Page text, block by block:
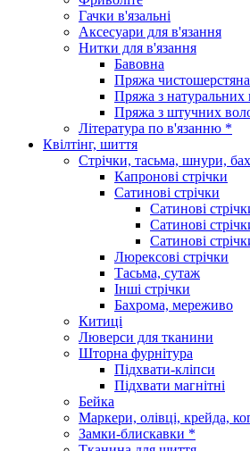
Гачки в'язальні
Аксесуари для в'язання
Нитки для в'язання
Бавовна
Пряжа чистошерстяна
Пряжа з натуральних
Пряжа з штучних
Література по в'язанню *
Квілтінг, шиття
Стрічки, тасьма, шнури,
Капронові стрічки
Сатинові стрічки
Сатинові
Сатинові
Сатинові
Люрексові стрічки
Тасьма, сутаж
Інші стрічки
Бахрома, мереживо
Китиці
Люверси для тканини
Шторна фурнітура
Підхвати-кліпси
Підхвати магнітні
Бейка
Маркери, олівці, крейда,
Замки-блискавки *